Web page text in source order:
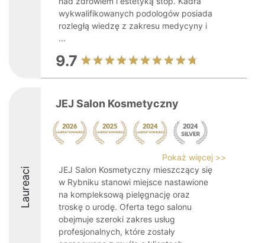
wykwalifikowanych podologów posiada
rozległą wiedzę z zakresu medycyny i
...
9.7
Laureaci
JEJ Salon Kosmetyczny
Pokaż więcej >>
JEJ Salon Kosmetyczny mieszczący się
w Rybniku stanowi miejsce nastawione
na kompleksową pielęgnację oraz
troskę o urodę. Oferta tego salonu
obejmuje szeroki zakres usług
profesjonalnych, które zostały